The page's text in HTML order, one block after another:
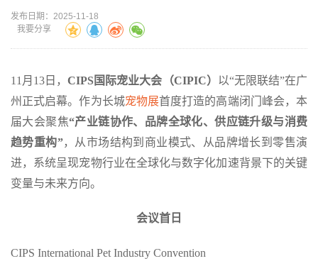
发布日期：2025-11-18
我要分享
11月13日，CIPS国际宠业大会（CIPIC） 以“无限联结”在广
州正式启幕。作为长城宠物展首度打造的高端闭门峰会，本
届大会聚焦“产业链协作、品牌全球化、供应链升级与消费
趋势重构”，从市场结构到商业模式、从品牌增长到零售演
进，系统呈现宠物行业在全球化与数字化加速背景下的关键
变量与未来方向。
会议首日
CIPS International Pet Industry Convention